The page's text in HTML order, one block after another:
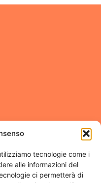
tecnologie come i
alle informazioni del
ci permetterà di